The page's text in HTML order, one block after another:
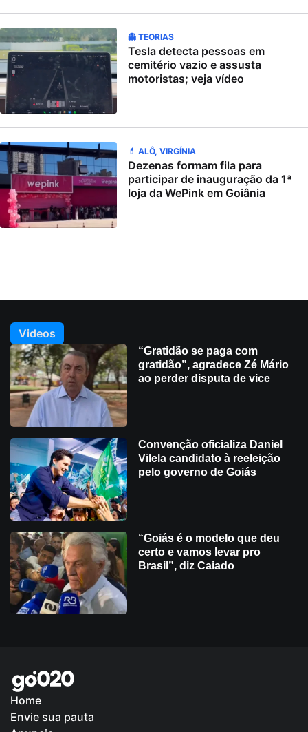
👻 TEORIAS
Tesla detecta pessoas em
cemitério vazio e assusta
motoristas; veja vídeo
💄 ALÔ, VIRGÍNIA
Dezenas formam fila para
participar de inauguração da 1ª
loja da WePink em Goiânia
Videos
“Gratidão se paga com
gratidão”, agradece Zé Mário
ao perder disputa de vice
Convenção oficializa Daniel
Vilela candidato à reeleição
pelo governo de Goiás
“Goiás é o modelo que deu
certo e vamos levar pro
Brasil”, diz Caiado
Home
Envie sua pauta